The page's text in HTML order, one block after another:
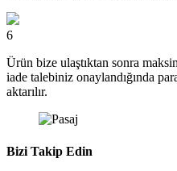
6
Ürün bize ulaştıktan sonra
iade talebiniz onaylandığında
aktarılır.
Bizi Takip Edin